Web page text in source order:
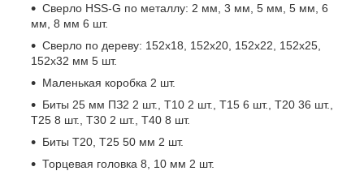
Сверло HSS-G по металлу: 2 мм, 3 мм, 5 мм, 5 мм, 6
мм, 8 мм 6 шт.
Сверло по дереву: 152х18, 152х20, 152х22, 152х25,
152х32 мм 5 шт.
Маленькая коробка 2 шт.
Биты 25 мм ПЗ2 2 шт., Т10 2 шт., Т15 6 шт., Т20 36 шт.,
Т25 8 шт., Т30 2 шт., Т40 8 шт.
Биты Т20, Т25 50 мм 2 шт.
Торцевая головка 8, 10 мм 2 шт.